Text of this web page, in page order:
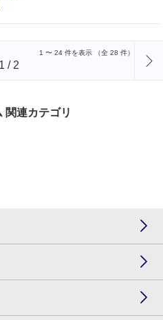
1 〜 24 件を表示 （全 28 件）
1 / 2
連カテゴリ